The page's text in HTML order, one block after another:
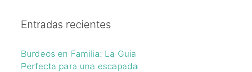
Entradas recientes
Burdeos en Familia: La Guia
Perfecta para una escapada